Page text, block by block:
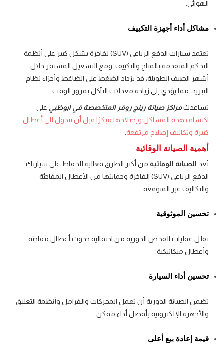
الهوائي.
مشاكل أداء أجهزة التكييف
تعتمد سيارات الدفع الرباعي (SUV) لفاخرة بشكل كبير على أنظمة
التحكم المتقدمة بالمناخ والتكييف. ومع التشغيل المستمر خلال
أشهر الصيف الطويلة، قد يزداد الضغط على الضاغط وأجزاء نظام
التبريد، مما يؤدي إلى زيادة معدلات التآكل بمرور الوقت.
تساعدكمراكز صيانة رينج روفر المتخصصة في أبوظبي على
اكتشاف هذه المشاكل وإصلاحها مبكرًا قبل أن تتحول إلى أعطال
كبيرة وتكاليف إصلاح مرتفعة
أهمية الصيانة الوقائية
تُعد الصيانة الوقائية من أكثر الطرق فعالية للحفاظ على سيارتك
الدفع الرباعي (SUV) الفاخرة وحمايتها من الأعطال المفاجئة
والتكاليف غير المتوقعة.
تحسين الموثوقية
تقلل عمليات الفحص الدورية من احتمالية حدوث أعطال مفاجئة
وأعطال ميكانيكية.
تحسين أداء السيارة
تضمن الصيانة الدورية أن تعمل المحركات والفرامل وأنظمة التعليق
والأجهزة الإلكترونية بأفضل أداء ممكن.
قيمة إعادة بيع أعلى